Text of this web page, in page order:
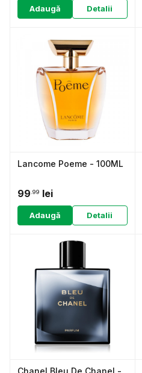
Adaugă Detalii
Lancome Poeme - 100ML
99 .99 lei
Adaugă Detalii
Chanel Bleu De Chanel -